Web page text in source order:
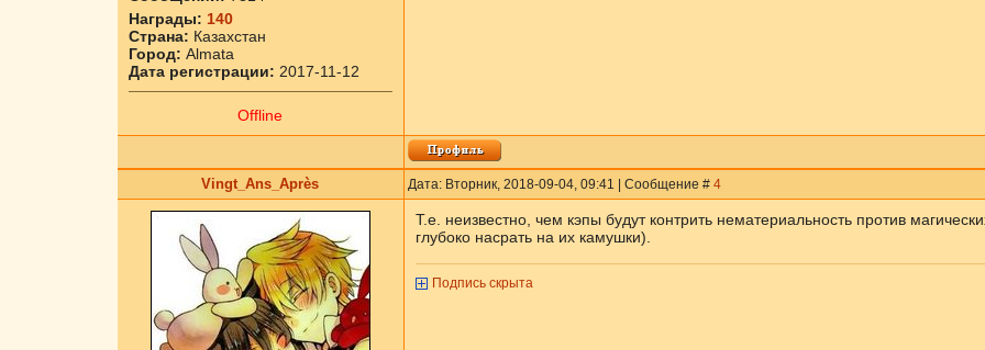
Награды: 140
Страна: Казахстан
Город: Almata
Дата регистрации: 2017-11-12
Offline
Vingt_Ans_Après Дата: Вторник, 2018-09-04, 09:41 | Сообщение # 4
Т.е. неизвестно, чем кэпы будут контрить нематериальность против
глубоко насрать на их камушки).
Подпись скрыта